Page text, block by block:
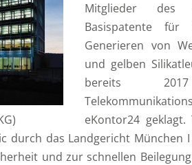
Mitglieder des
Basispatente für
Generieren von
und gelben
bereits
eKontor24
durch das Landgericht München
und zur schnellen